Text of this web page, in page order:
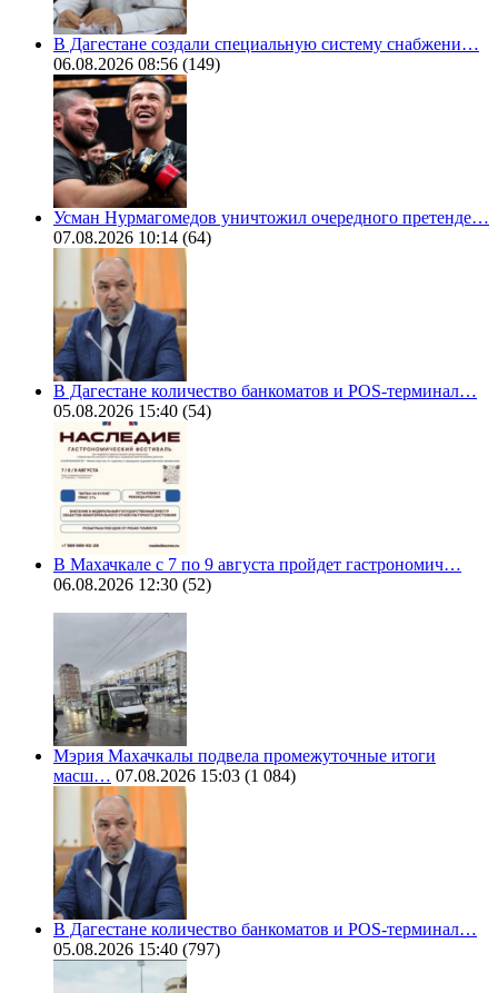
В Дагестане создали специальную систему снабжени…
06.08.2026 08:56 (149)
Усман Нурмагомедов уничтожил очередного претенде…
07.08.2026 10:14 (64)
В Дагестане количество банкоматов и POS-терминал…
05.08.2026 15:40 (54)
В Махачкале с 7 по 9 августа пройдет гастрономич…
06.08.2026 12:30 (52)
Мэрия Махачкалы подвела промежуточные итоги
масш… 07.08.2026 15:03 (1 084)
В Дагестане количество банкоматов и POS-терминал…
05.08.2026 15:40 (797)